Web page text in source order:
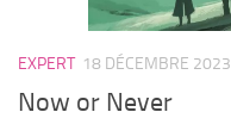
EXPERT 18 DÉCEMBRE 2023
Now or Never